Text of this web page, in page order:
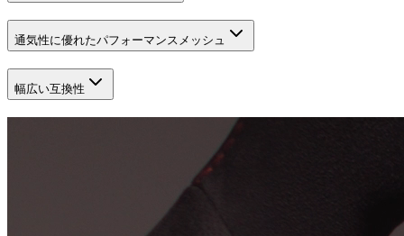
通気性に優れたパフォーマンスメッシュ
幅広い互換性